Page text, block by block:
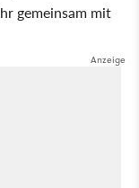
gemeinsam mit